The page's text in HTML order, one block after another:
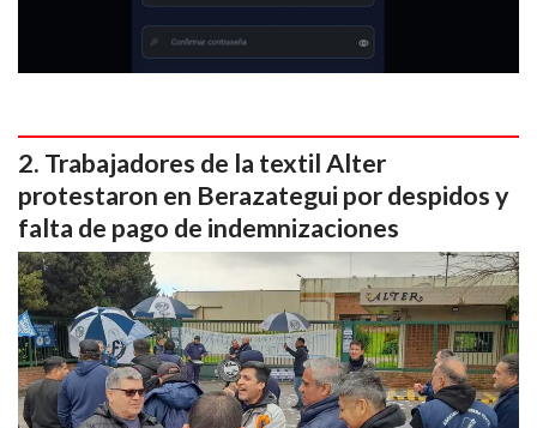
Trabajadores de la textil Alter
protestaron en Berazategui por despidos y
falta de pago de indemnizaciones